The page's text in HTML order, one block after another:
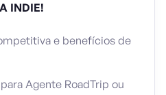
INDIE!
e benefícios de
Agente RoadTrip ou